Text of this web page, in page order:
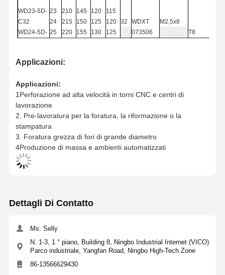
WD23-5D-
C32
WD24-5D-
C 32
C32
WD27-5D-
C32
WD28-5D-
C32
23
24
25
28
210
215
220
235
145
150
155
120
125
130
115
120
125
32
WDXT
073506
M2,5x8
T8
WD29-5D-
C 32
WD30-5D-
C32
C32
29
240 175
150
145
WD33-5D-
C
33
34
260
265
195
200
170
165
Applicazioni:
Applicazioni:
1Perforazione ad alta velocità in torni CNC e centri di
lavorazione
2. Pre-lavoratura per la foratura, la riformazione o la
stampatura
3. Foratura grezza di fori di grande diametro
4Produzione di massa e ambienti automatizzati
Dettagli Di Contatto
Ms. Selly
N. 1-3, 1 ° piano, Building 8, Ningbo Industrial Internet (VICO)
Parco industriale, Yangfan Road, Ningbo High-Tech Zone
86-13566629430